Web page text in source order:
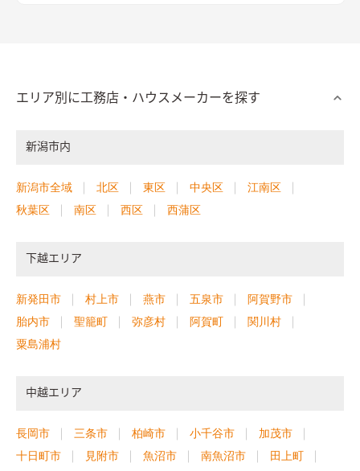
エリア別に工務店・ハウスメーカーを探す
新潟市内
新潟市全域 北区 東区 中央区
江南区
秋葉区
南区 西区 西蒲区
下越エリア
新発田市 村上市 燕市 五泉市
阿賀野市
胎内市
聖籠町 弥彦村 阿賀町
関川村
粟島浦村
中越エリア
長岡市 三条市 柏崎市 小千谷市
加茂市
十日町市
見附市 魚沼市 南魚沼市
田上町